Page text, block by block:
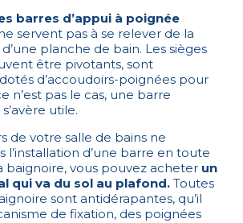
barres d’appui à poignée
servent pas à se relever de la
planche de bain. Les sièges
être pivotants, sont
d’accoudoirs-poignées pour
n’est pas le cas, une barre
utile.
de votre salle de bains ne
d’une barre en toute
baignoire, vous pouvez acheter un
qui va du sol au plafond. Toutes
sont antidérapantes, qu’il
de fixation, des poignées